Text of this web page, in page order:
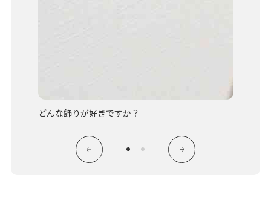
どんな飾りが好きですか？